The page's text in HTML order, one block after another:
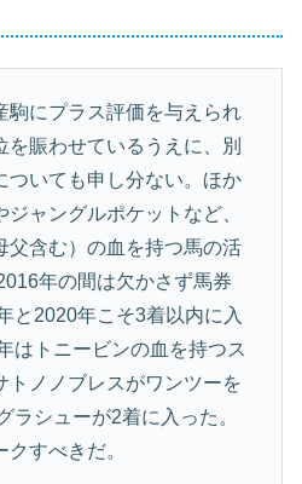
駒にプラス評価を与えられ
を賑わせているうえに、別
ついても申し分ない。ほか
ャングルポケットなど、
父含む）の血を持つ馬の活
年の間は欠かさず馬券
と2020年こそ3着以内に入
はトニービンの血を持つス
トノノブレスがワンツーを
ラシューが2着に入った。
すべきだ。